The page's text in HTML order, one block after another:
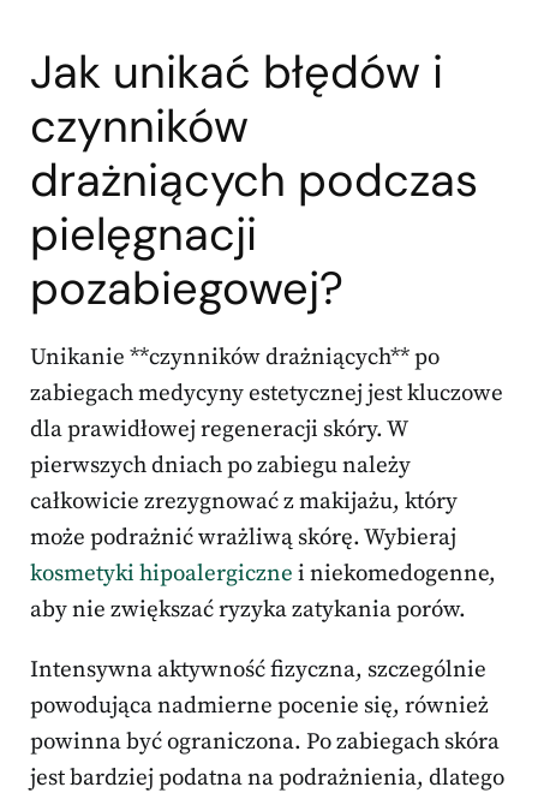
Jak unikać błędów i
czynników
drażniących podczas
pielęgnacji
pozabiegowej?
Unikanie **czynników drażniących** po
zabiegach medycyny estetycznej jest kluczowe
dla prawidłowej regeneracji skóry. W
pierwszych dniach po zabiegu należy
całkowicie zrezygnować z makijażu, który
może podrażnić wrażliwą skórę. Wybieraj
kosmetyki hipoalergiczne i niekomedogenne,
aby nie zwiększać ryzyka zatykania porów.
Intensywna aktywność fizyczna, szczególnie
powodująca nadmierne pocenie się, również
powinna być ograniczona. Po zabiegach skóra
jest bardziej podatna na podrażnienia, dlatego